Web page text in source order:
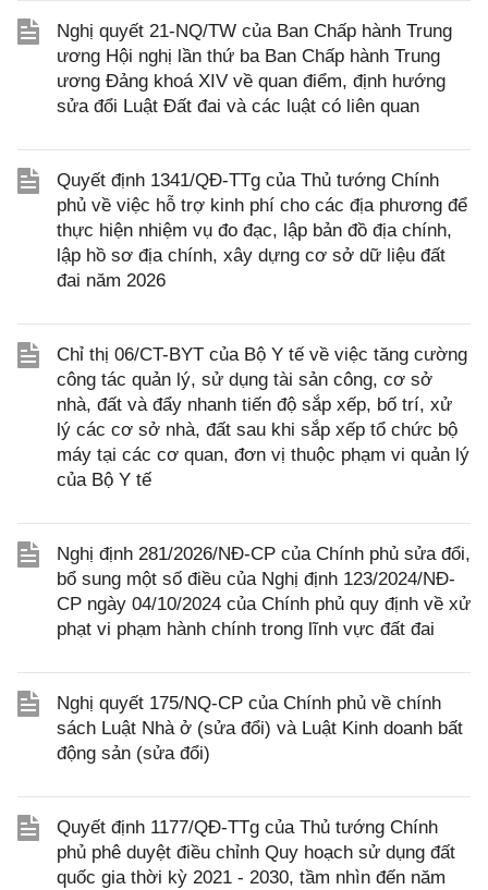
Nghị quyết 21-NQ/TW của Ban Chấp hành Trung
ương Hội nghị lần thứ ba Ban Chấp hành Trung
ương Đảng khoá XIV về quan điểm, định hướng
sửa đổi Luật Đất đai và các luật có liên quan
Quyết định 1341/QĐ-TTg của Thủ tướng Chính
phủ về việc hỗ trợ kinh phí cho các địa phương để
thực hiện nhiệm vụ đo đạc, lập bản đồ địa chính,
lập hồ sơ địa chính, xây dựng cơ sở dữ liệu đất
đai năm 2026
Chỉ thị 06/CT-BYT của Bộ Y tế về việc tăng cường
công tác quản lý, sử dụng tài sản công, cơ sở
nhà, đất và đẩy nhanh tiến độ sắp xếp, bố trí, xử
lý các cơ sở nhà, đất sau khi sắp xếp tổ chức bộ
máy tại các cơ quan, đơn vị thuộc phạm vi quản lý
của Bộ Y tế
Nghị định 281/2026/NĐ-CP của Chính phủ sửa đổi,
bổ sung một số điều của Nghị định 123/2024/NĐ-
CP ngày 04/10/2024 của Chính phủ quy định về xử
phạt vi phạm hành chính trong lĩnh vực đất đai
Nghị quyết 175/NQ-CP của Chính phủ về chính
sách Luật Nhà ở (sửa đổi) và Luật Kinh doanh bất
động sản (sửa đổi)
Quyết định 1177/QĐ-TTg của Thủ tướng Chính
phủ phê duyệt điều chỉnh Quy hoạch sử dụng đất
quốc gia thời kỳ 2021 - 2030, tầm nhìn đến năm